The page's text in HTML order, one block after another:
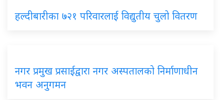
हल्दीबारीका ७२१ परिवारलाई विद्युतीय चुलो वितरण
नगर प्रमुख प्रसाईद्वारा नगर अस्पतालको निर्माणाधीन
भवन अनुगमन